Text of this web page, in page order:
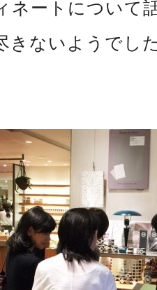
ネートについて
きないようでし